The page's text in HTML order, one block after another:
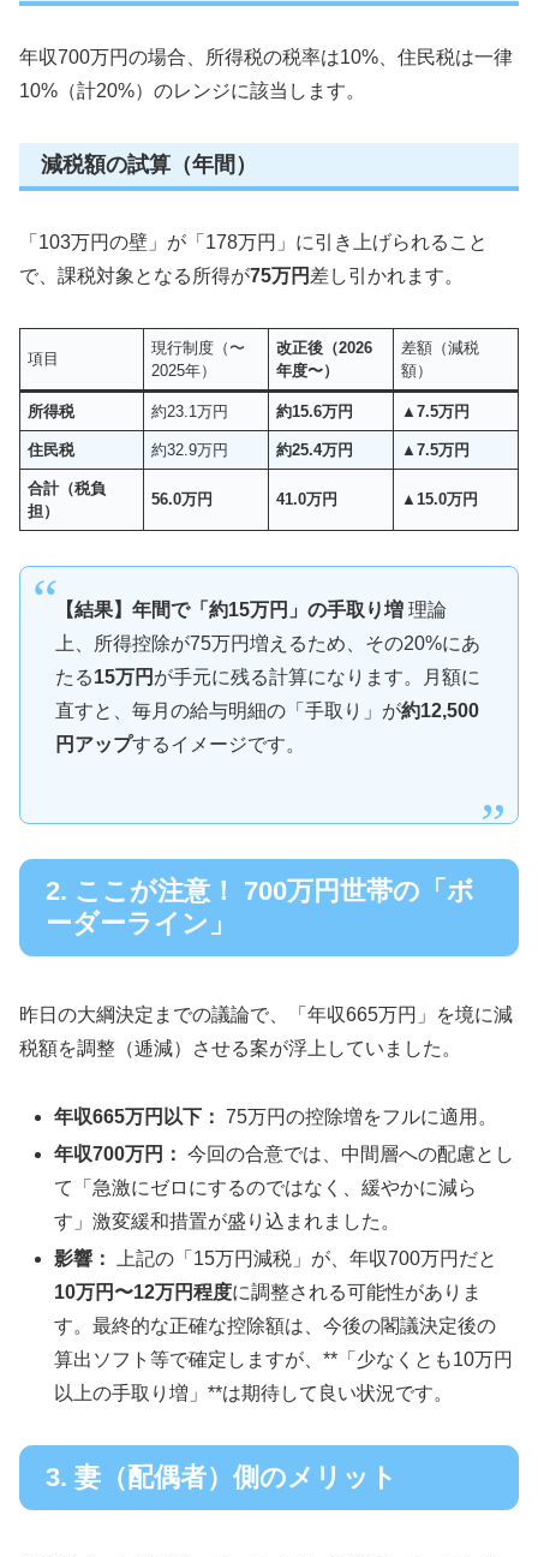
年収700万円の場合、所得税の税率は10%、住民税は一律
10%（計20%）のレンジに該当します。
減税額の試算（年間）
「103万円の壁」が「178万円」に引き上げられること
で、課税対象となる所得が75万円 差し引かれます。
項目
現行制度（〜
2025年）
改正後（2026
年度〜）
差額（減税
額）
所得税 約23.1万円 約15.6万円 ▲7.5万円
住民税 約32.9万円 約25.4万円 ▲7.5万円
合計（税負
担）
56.0万円 41.0万円 ▲15.0万円
【結果】年間で「約15万円」の手取り増理論
上、所得控除が75万円増えるため、その20%にあ
たる15万円 が手元に残る計算になります。月額に
直すと、毎月の給与明細の「手取り」が約12,500
円アップするイメージです。
2. ここが注意！ 700万円世帯の「ボ
ーダーライン」
昨日の大綱決定までの議論で、「年収665万円」を境に減
税額を調整（逓減）させる案が浮上していました。
年収665万円以下： 75万円の控除増をフルに適用。
年収700万円： 今回の合意では、中間層への配慮とし
て「急激にゼロにするのではなく、緩やかに減ら
す」激変緩和措置が盛り込まれました。
影響：
上記の「15万円減税」が、年収700万円だと
10万円〜12万円程度に調整される可能性がありま
す。最終的な正確な控除額は、今後の閣議決定後の
算出ソフト等で確定しますが、**「少なくとも10万円
以上の手取り増」**は期待して良い状況です。
3. 妻（配偶者）側のメリット